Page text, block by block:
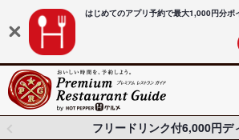
はじめてのアプリ予約で最大1,000円分ポ
フリードリンク付6,000円デ